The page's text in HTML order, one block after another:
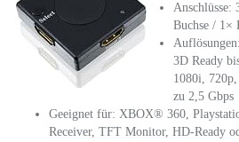
Buchse / 1×
3D Ready
1080i,
zu 2,5 Gbps
Geeignet für: XBOX® 360,
Receiver, TFT Monitor, HD-Ready